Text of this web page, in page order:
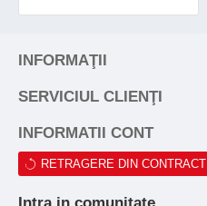
INFORMAŢII
SERVICIUL CLIENŢI
INFORMATII CONT
RETRAGERE DIN CONTRACT